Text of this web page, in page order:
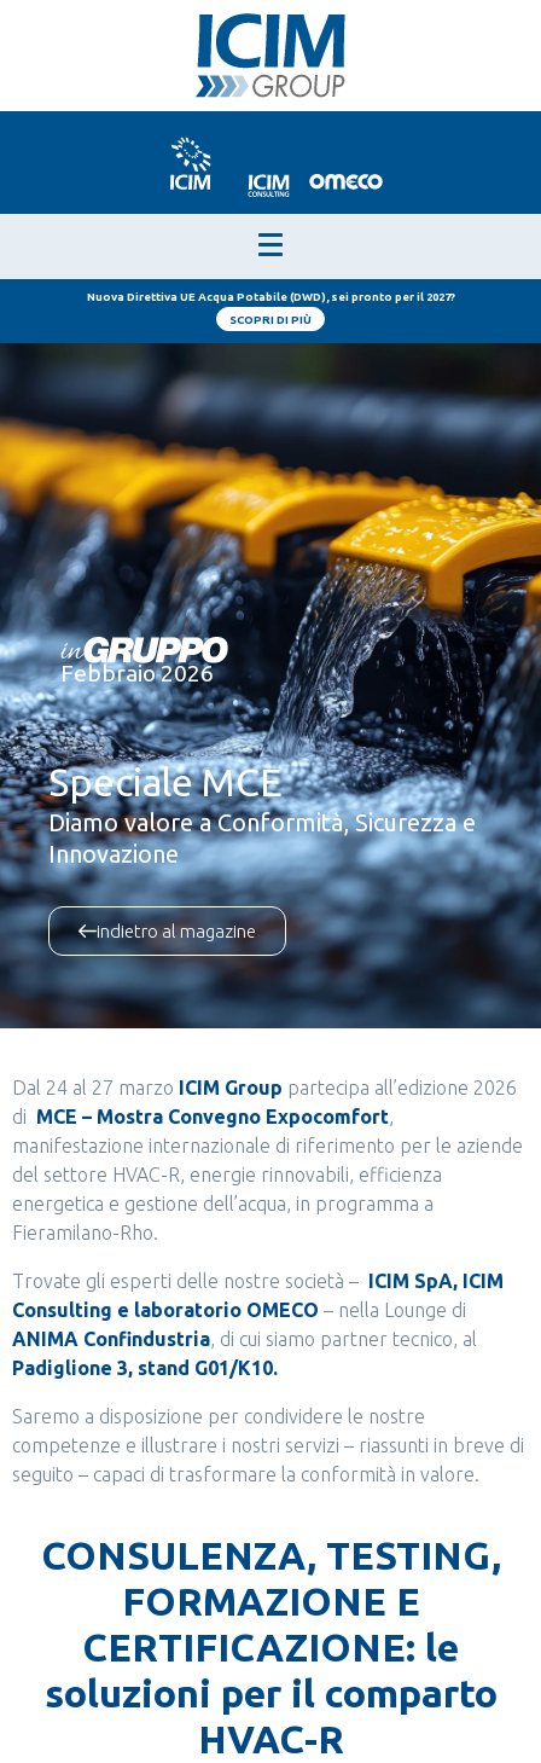
Nuova Direttiva UE Acqua Potabile (DWD), sei pronto per il 2027?
SCOPRI DI PIÙ
Febbraio 2026
Speciale MCE
Diamo valore a Conformità, Sicurezza e
Innovazione
indietro al magazine
Dal 24 al 27 marzo ICIM Group partecipa all’edizione 2026
di MCE – Mostra Convegno Expocomfort,
manifestazione internazionale di riferimento per le aziende
del settore HVAC-R, energie rinnovabili, efficienza
energetica e gestione dell’acqua, in programma a
Fieramilano-Rho.
Trovate gli esperti delle nostre società – ICIM SpA, ICIM
Consulting e laboratorio OMECO – nella Lounge di
ANIMA Confindustria, di cui siamo partner tecnico, al
Padiglione 3, stand G01/K10.
Saremo a disposizione per condividere le nostre
competenze e illustrare i nostri servizi – riassunti in breve di
seguito – capaci di trasformare la conformità in valore.
CONSULENZA, TESTING,
FORMAZIONE E
CERTIFICAZIONE: le
soluzioni per il comparto
HVAC-R